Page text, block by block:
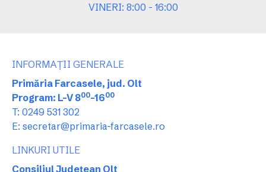
VINERI: 8:00 - 16:00
INFORMAȚII GENERALE
Primăria Farcasele, jud. Olt
Program: L-V 800-1600
T: 0249 531 302
E: secretar@primaria-farcasele.ro
LINKURI UTILE
Consiliul Județean Olt